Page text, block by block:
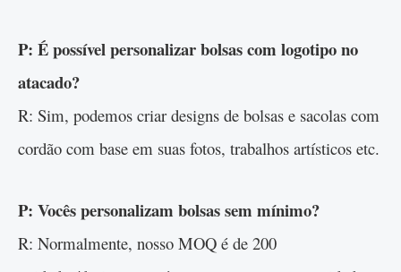
P: É possível personalizar bolsas com logotipo no
atacado?
R: Sim, podemos criar designs de bolsas e sacolas com
cordão com base em suas fotos, trabalhos artísticos etc.
P: Vocês personalizam bolsas sem mínimo?
R: Normalmente, nosso MOQ é de 200